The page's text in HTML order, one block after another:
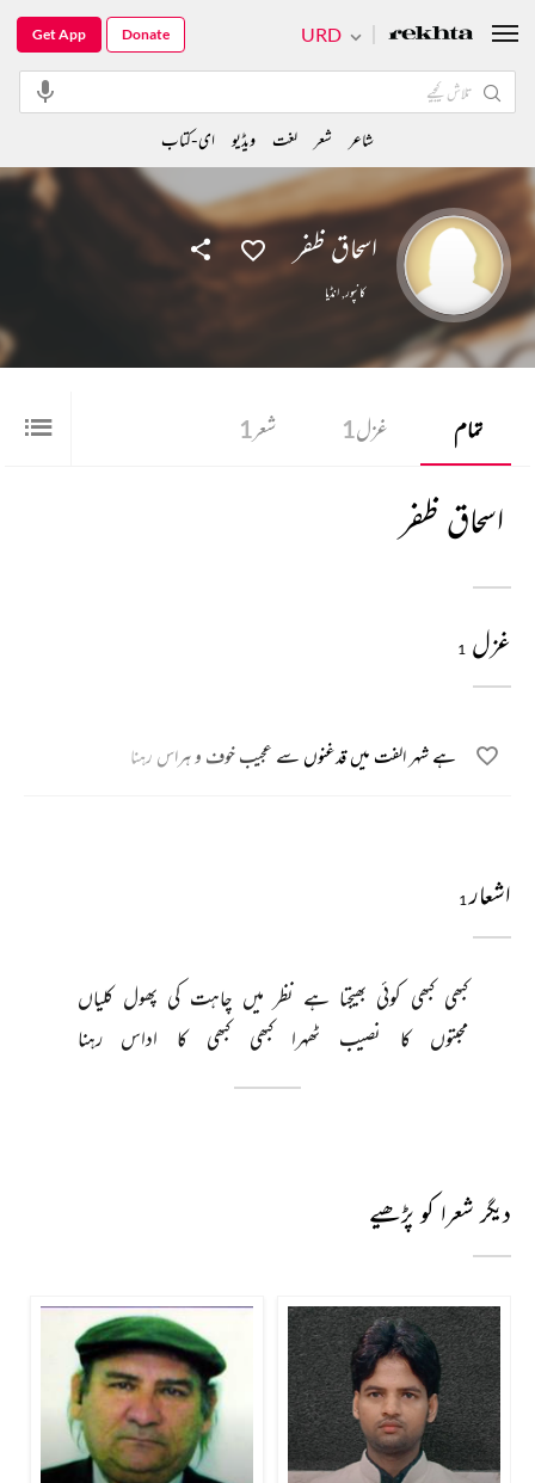
اسحاق ظفر
کانپور,انڈیا
تمام غزل1 شعر1
اسحاق ظفر
غزل 1
ہے شہر الفت میں قدغنوں سے عجیب خوف و ہراس رہنا
اشعار1
کبھی کبھی کوئی بھیجتا ہے نظر میں چاہت کی پھول کلیاں
محبتوں
کا نصیب ٹھہرا کبھی کبھی کا اداس رہنا
دیگر شعرا کو پڑھیے
URD
Get App Donate
شاعر شعر لغت ویڈیو ای-کتاب